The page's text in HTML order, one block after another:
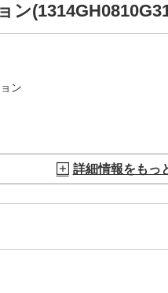
ン
ン
詳細情報をもっ